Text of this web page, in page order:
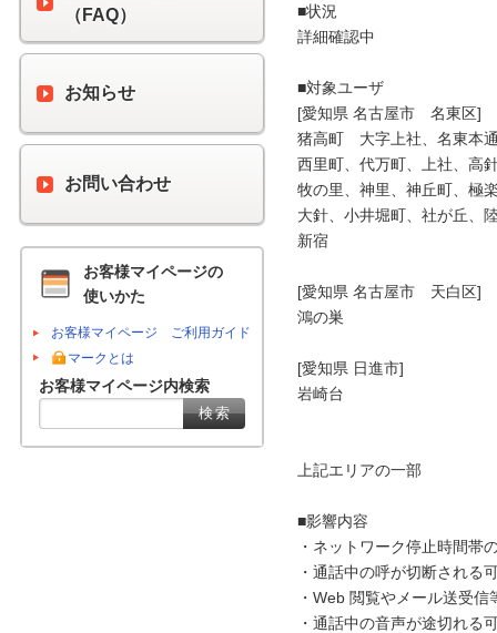
■状況
詳細確認中
■対象ユーザ
[愛知県 名古屋市　名東区]
猪高町　大字上社、名東本
西里町、代万町、上社、高
牧の里、神里、神丘町、極
大針、小井堀町、社が丘、
新宿
[愛知県 名古屋市　天白区]
鴻の巣
[愛知県 日進市]
岩崎台
上記エリアの一部
■影響内容
・ネットワーク停止時間帯
・通話中の呼が切断される
・Web 閲覧やメール送受
・通話中の音声が途切れる
（FAQ）
お知らせ
お問い合わせ
お客様マイページの
使いかた
お客様マイページ ご利用ガイド
マークとは
お客様マイページ内検索